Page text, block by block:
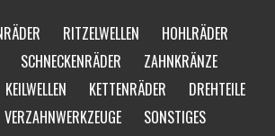
RITZELWELLEN
HOHLRÄDER
SCHNECKENRÄDER
ZAHNKRÄNZE
KEILWELLEN KETTENRÄDER
DREHTEILE
VERZAHNWERKZEUGE SONSTIGES